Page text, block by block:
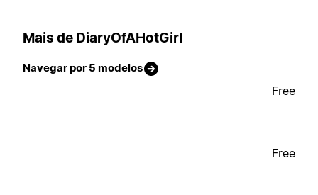
Mais de DiaryOfAHotGirl
Navegar por 5 modelos
Free
Free